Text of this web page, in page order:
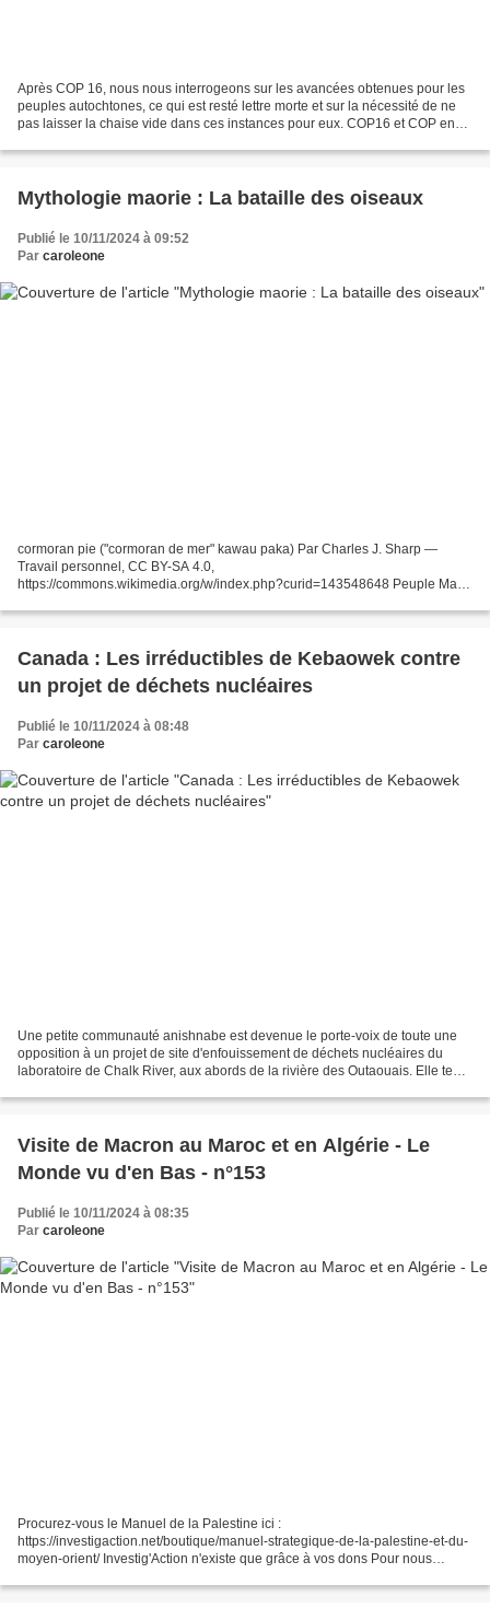
Après COP 16, nous nous interrogeons sur les avancées obtenues pour les
peuples autochtones, ce qui est resté lettre morte et sur la nécessité de ne
pas laisser la chaise vide dans ces instances pour eux. COP16 et COP en
Mythologie maorie : La bataille des oiseaux
Publié le 10/11/2024 à 09:52
Par caroleone
cormoran pie ("cormoran de mer" kawau paka) Par Charles J. Sharp —
Travail personnel, CC BY-SA 4.0,
https://commons.wikimedia.org/w/index.php?curid=143548648 Peuple Maori
terrestres,...
Canada : Les irréductibles de Kebaowek contre
un projet de déchets nucléaires
Publié le 10/11/2024 à 08:48
Par caroleone
Une petite communauté anishnabe est devenue le porte-voix de toute une
opposition à un projet de site d'enfouissement de déchets nucléaires du
laboratoire de Chalk River, aux abords de la rivière des Outaouais. Elle tente
Visite de Macron au Maroc et en Algérie - Le
Monde vu d'en Bas - n°153
Publié le 10/11/2024 à 08:35
Par caroleone
Procurez-vous le Manuel de la Palestine ici :
https://investigaction.net/boutique/manuel-strategique-de-la-palestine-et-du-
moyen-orient/ Investig'Action n'existe que grâce à vos dons Pour nous